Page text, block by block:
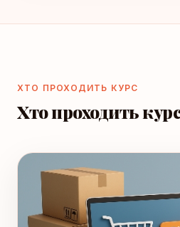
ХТО ПРОХОДИТЬ КУРС
Хто проходить